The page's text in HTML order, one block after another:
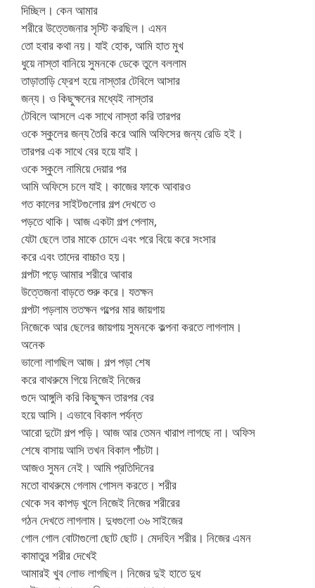
দিচ্ছিল। কেন আমার
শরীরে উত্তেজনার সৃস্টি করছিল। এমন
তো হবার কথা নয়। যাই হোক, আমি হাত মুখ
ধুয়ে নাস্তা বানিয়ে সুমনকে ডেকে তুলে বললাম
তাড়াতাড়ি ফ্রেশ হয়ে নাস্তার টেবিলে আসার
জন্য। ও কিছুক্ষনের মধ্যেই নাস্তার
টেবিলে আসলে এক সাথে নাস্তা করি তারপর
ওকে স্কুলের জন্য তৈরি করে আমি অফিসের জন্য রেডি হই।
তারপর এক সাথে বের হয়ে যাই।
ওকে স্কুলে নামিয়ে দেয়ার পর
আমি অফিসে চলে যাই। কাজের ফাকে আবারও
গত কালের সাইটগুলোর গল্প দেখতে ও
পড়তে থাকি। আজ একটা গল্প পেলাম,
যেটা ছেলে তার মাকে চোদে এবং পরে বিয়ে করে সংসার
করে এবং তাদের বাচ্চাও হয়।
গল্পটা পড়ে আমার শরীরে আবার
উত্তেজনা বাড়তে শুরু করে। যতক্ষন
গল্পটা পড়লাম ততক্ষন গল্পের মার জায়গায়
নিজেকে আর ছেলের জায়গায় সুমনকে কল্পনা করতে লাগলাম।
অনেক
ভালো লাগছিল আজ। গল্প পড়া শেষ
করে বাথরুমে গিয়ে নিজেই নিজের
গুদে আঙ্গুলি করি কিছুক্ষন তারপর বের
হয়ে আসি। এভাবে বিকাল পর্যন্ত
আরো দুটো গল্প পড়ি। আজ আর তেমন খারাপ লাগছে না। অফিস
শেষে বাসায় আসি তখন বিকাল পাঁচটা।
আজও সুমন নেই। আমি প্রতিদিনের
মতো বাথরুমে গেলাম গোসল করতে। শরীর
থেকে সব কাপড় খুলে নিজেই নিজের শরীরের
গঠন দেখতে লাগলাম। দুধগুলো ৩৬ সাইজের
গোল গোল বোটাগুলো ছোট ছোট। মেদহিন শরীর। নিজের এমন
কামাতুর শরীর দেখেই
আমারই খুব লোভ লাগছিল। নিজের দুই হাতে দুধ